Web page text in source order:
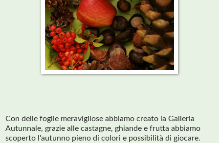
Con delle foglie meravigliose abbiamo creato la Galleria
Autunnale, grazie alle castagne, ghiande e frutta abbiamo
scoperto l'autunno pieno di colori e possibilità di giocare.